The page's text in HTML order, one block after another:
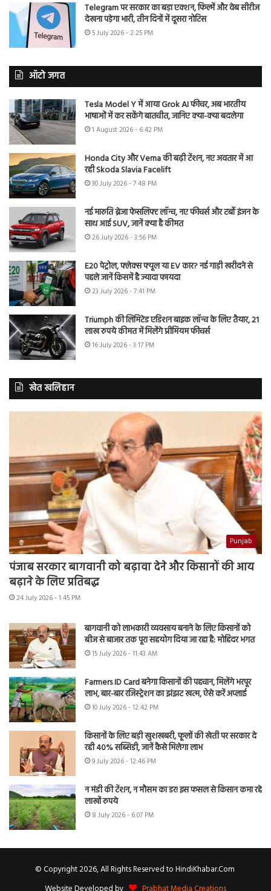
Telegram पर सरकार का बड़ा एक्शन, फिल्में और वेब सीरीज
देखना पड़ेगा भारी, तीन दिनों में दूसरा नोटिस
5 July 2026 - 2:25 PM
ऑटो जगत
Tesla Model Y में आया Grok AI फीचर, अब भारतीय
भाषाओं में कर सकेंगे बातचीत, जानिए क्या-क्या बदलेगा
1 August 2026 - 6:42 PM
Honda City और Verna की बढ़ी टेंशन, नए अवतार में आ
रही Skoda Slavia Facelift
30 July 2026 - 7:48 PM
नई मारुति ब्रेजा फेसलिफ्ट लॉन्च, नए फीचर्स और टर्बो इंजन के
साथ आई SUV, जानें क्या है कीमत
26 July 2026 - 3:56 PM
E20 पेट्रोल, फ्लेक्स फ्यूल या EV कार? नई गाड़ी खरीदने से
पहले जानें किसमें है ज्यादा फायदा
23 July 2026 - 7:41 PM
Triumph की लिमिटेड एडिशन बाइक लॉन्च के लिए तैयार, 21
लाख रुपये कीमत में मिलेंगे प्रीमियम फीचर्स
16 July 2026 - 3:17 PM
खेत खलिहान
Punjab
पंजाब सरकार बागवानी को बढ़ावा देने और किसानों की आय
बढ़ाने के लिए प्रतिबद्ध
24 July 2026 - 1:45 PM
बागवानी को लाभकारी व्यवसाय बनाने के लिए किसानों को
बीज से बाजार तक पूरा सहयोग दिया जा रहा है: मोहिंदर भगत
15 July 2026 - 11:43 AM
Farmers ID Card बनेगा किसानों की पहचान, मिलेंगे भरपूर
लाभ, बार-बार रजिस्ट्रेशन का झंझट खत्म, ऐसे करें अप्लाई
10 July 2026 - 12:42 PM
किसानों के लिए बड़ी खुशखबरी, फूलों की खेती पर सरकार दे
रही 40% सब्सिडी, जानें कैसे मिलेगा लाभ
9 July 2026 - 12:46 PM
न मंडी की टेंशन, न मौसम का डर! इस फसल से किसान कमा रहे
लाखों रुपये
8 July 2026 - 6:07 PM
© Copyright 2026, All Rights Reserved to HindiKhabar.Com